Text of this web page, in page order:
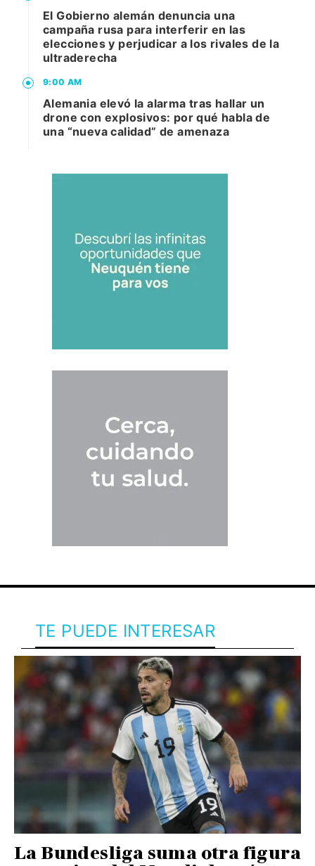
El Gobierno alemán denuncia una
campaña rusa para interferir en las
elecciones y perjudicar a los rivales de la
ultraderecha
9:00 AM
Alemania elevó la alarma tras hallar un
drone con explosivos: por qué habla de
una “nueva calidad” de amenaza
TE PUEDE INTERESAR
La Bundesliga suma otra figura